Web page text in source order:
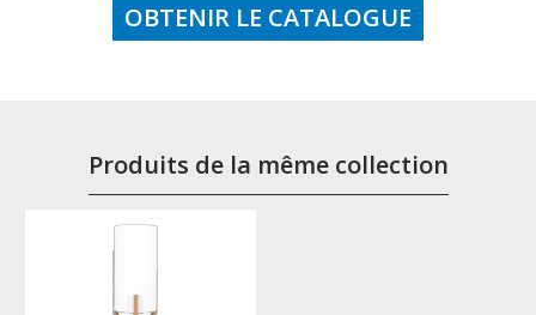
OBTENIR LE CATALOGUE
Produits de la même collection